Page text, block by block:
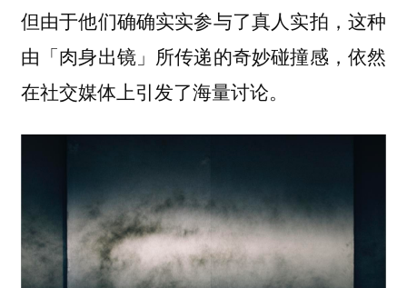
但由于他们确确实实参与了真人实拍，这种
由「肉身出镜」所传递的奇妙碰撞感，依然
在社交媒体上引发了海量讨论。